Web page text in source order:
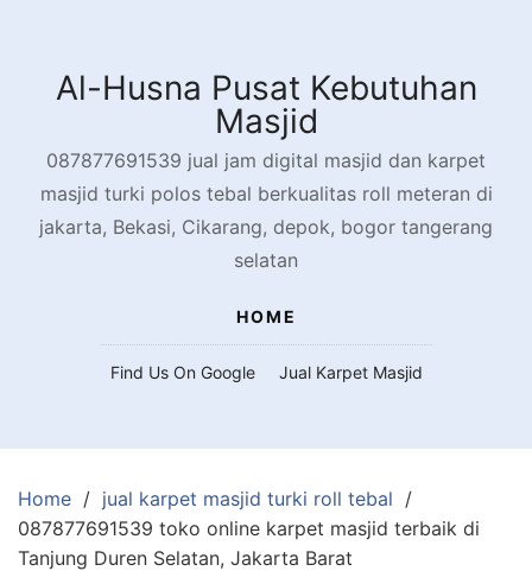
contentAl-Husna Pusat Kebutuhan
Masjid
087877691539 jual jam digital masjid dan karpet
masjid turki polos tebal berkualitas roll meteran di
jakarta, Bekasi, Cikarang, depok, bogor tangerang
selatan
HOME
Find Us On Google Jual Karpet Masjid
Home
jual karpet masjid turki roll tebal
087877691539 toko online karpet masjid terbaik di
Tanjung Duren Selatan, Jakarta Barat